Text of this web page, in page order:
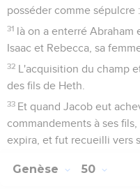
posséder comme sépulcre :
31 là on a enterré Abraham
Isaac et Rebecca, sa
32 L'acquisition du champ
des fils de Heth.
33 Et quand Jacob eut
commandements à ses
expira, et fut recueilli vers
Genèse 50